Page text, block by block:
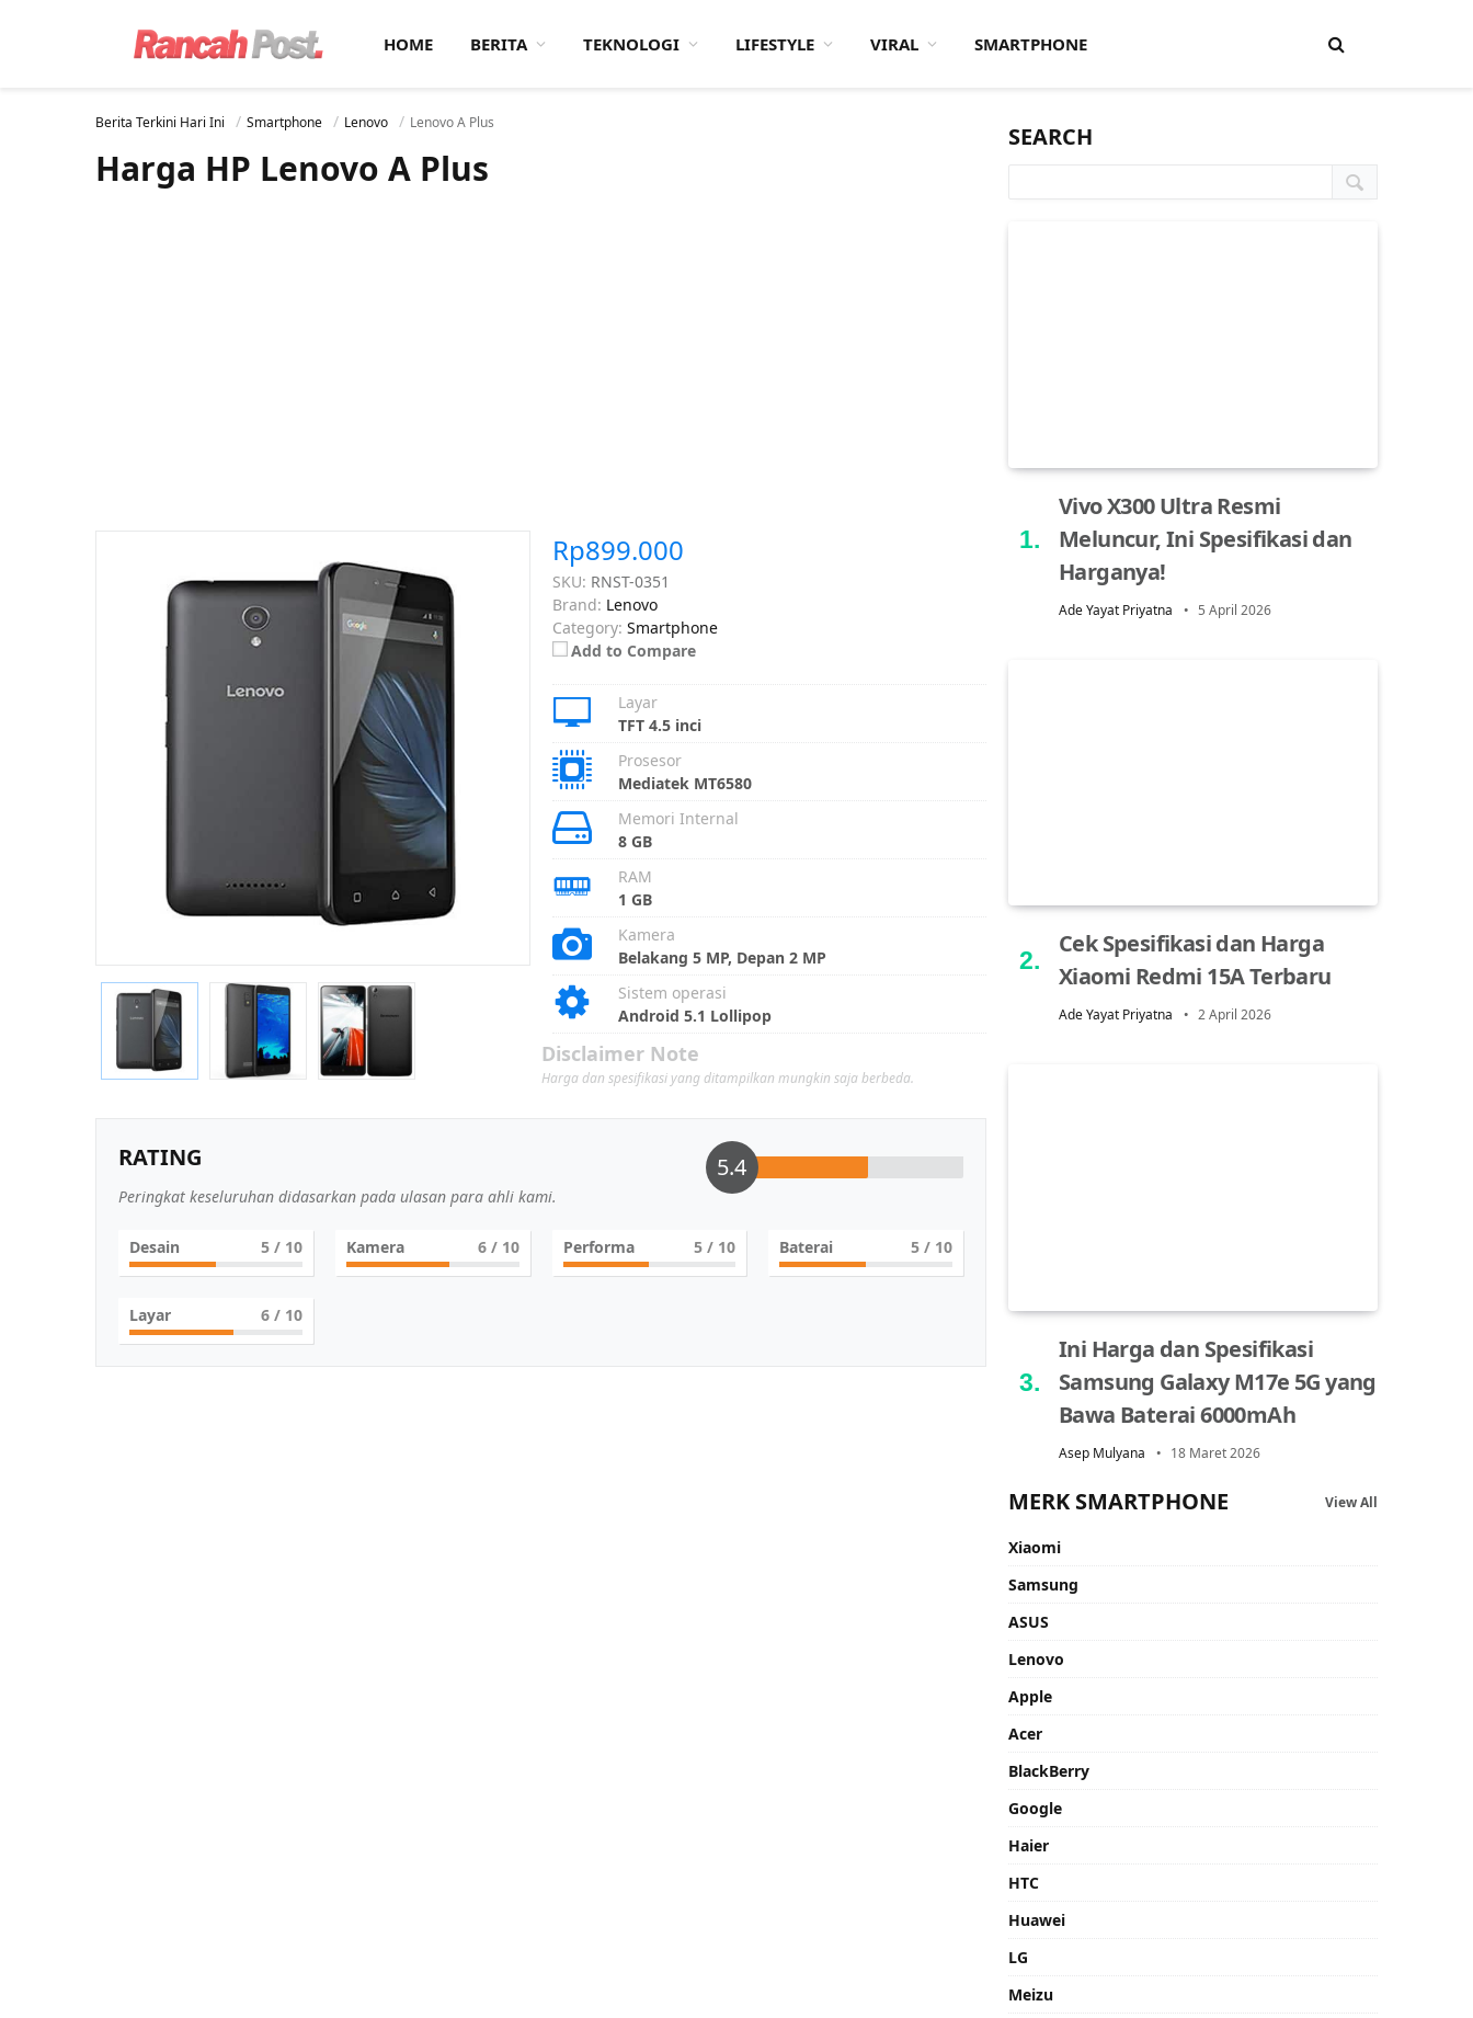
HOME BERITA TEKNOLOGI LIFESTYLE VIRAL SMARTPHONE
Berita Terkini Hari Ini Smartphone Lenovo Lenovo A Plus
Harga HP Lenovo A Plus
Rp899.000
SKU: RNST-0351
Brand: Lenovo
Category: Smartphone
Add to Compare
Layar
TFT 4.5 inci
Prosesor
Mediatek MT6580
Memori Internal
8 GB
RAM
1 GB
Kamera
Belakang 5 MP, Depan 2 MP
Sistem operasi
Android 5.1 Lollipop
RATING
Peringkat keseluruhan didasarkan pada ulasan para ahli kami.
5.4
Desain 5/ 10 Kamera 6/ 10 Performa 5 / 10 Baterai 5 / 10
Layar 6/ 10
Disclaimer Note
Harga dan spesifikasi yang ditampilkan mungkin saja berbeda.
SEARCH
Vivo X300 Ultra Resmi
Meluncur, Ini Spesifikasi dan
Harganya!
Ade Yayat Priyatna 5 April 2026
Cek Spesifikasi dan Harga
Xiaomi Redmi 15A Terbaru
Ade Yayat Priyatna 2 April 2026
Ini Harga dan Spesifikasi
Samsung Galaxy M17e 5G yang
Bawa Baterai 6000mAh
Asep Mulyana 18 Maret 2026
MERK SMARTPHONE View All
Xiaomi
Samsung
ASUS
Lenovo
Apple
Acer
BlackBerry
Google
Haier
HTC
Huawei
LG
Meizu